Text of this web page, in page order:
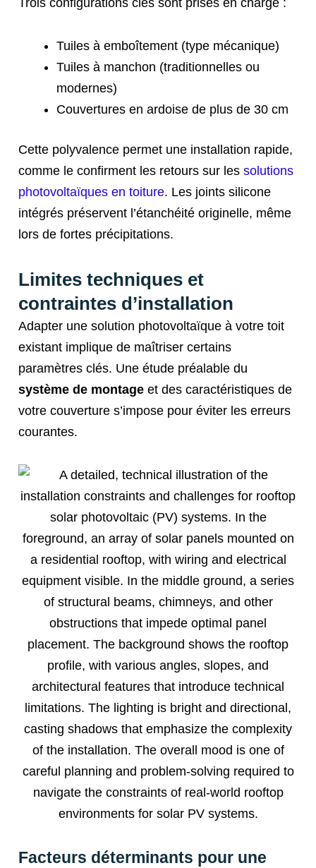
Tuiles à emboîtement (type mécanique)
Tuiles à manchon (traditionnelles ou
modernes)
Couvertures en ardoise de plus de 30 cm
Cette polyvalence permet une installation rapide,
comme le confirment les retours sur lessolutions
photovoltaïques en toiture. Les joints silicone
intégrés préservent l’étanchéité originelle, même
lors de fortes précipitations.
Limites techniques et
contraintes d’installation
Adapter une solution photovoltaïque à votre toit
existant implique de maîtriser certains
paramètres clés. Une étude préalable du
système de montage et des caractéristiques de
votre couverture s’impose pour éviter les erreurs
courantes.
Facteurs déterminants pour une